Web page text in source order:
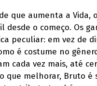
que aumenta a Vida,
desde o começo. Os
peculiar: em vez de
é costume no
cada vez mais, até
que melhorar, Bruto é